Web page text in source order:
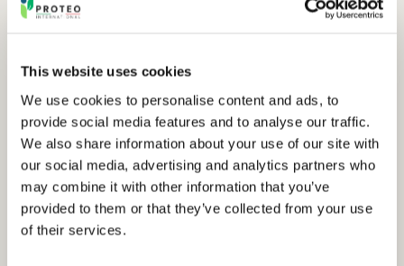
This website uses cookies
We use cookies to personalise content and ads, to
provide social media features and to analyse our traffic.
We also share information about your use of our site with
our social media, advertising and analytics partners who
may combine it with other information that you’ve
provided to them or that they’ve collected from your use
of their services.
L’EAU
Série Proteogreen
La SÉRIE PROTEOGREEN
comprend des formulations
élaborées à partir de matières
premières soigneusement